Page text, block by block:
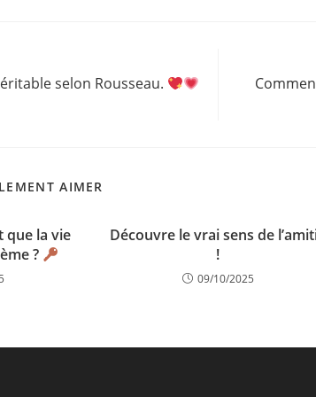
selon Rousseau.
AIMER
que la vie
?
Découvre le vrai sens de
!
09/10/2025